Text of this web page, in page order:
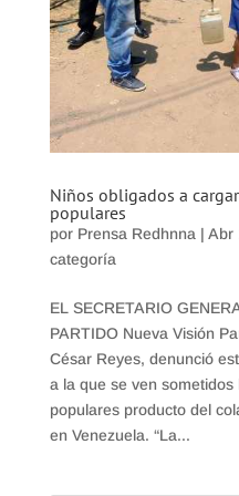
Niños obligados a
populares
por Prensa Redhnna | Abr
categoría
EL SECRETARIO
PARTIDO Nueva Visión
César Reyes, denunció
a la que se ven
populares producto del
en Venezuela. “La...